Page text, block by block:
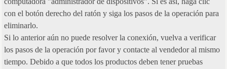
con el botón derecho del ratón y siga los pasos de la operación para
eliminarlo.
Si lo anterior aún no puede resolver la conexión, vuelva a verificar
los pasos de la operación por favor y contacte al vendedor al mismo
tiempo. Debido a que todos los productos deben tener pruebas